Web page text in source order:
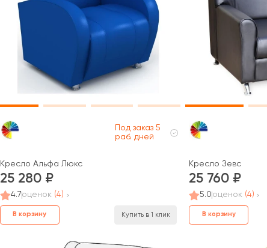
Под заказ 5
раб. дней
Кресло Альфа Люкс
25 280
4.7оценок (4)
В корзину Купить в 1 клик
Кресло Зевс
25 760
5.0 оценок (4)
В корзину